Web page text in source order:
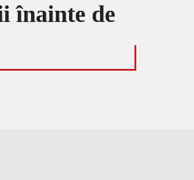
înainte de